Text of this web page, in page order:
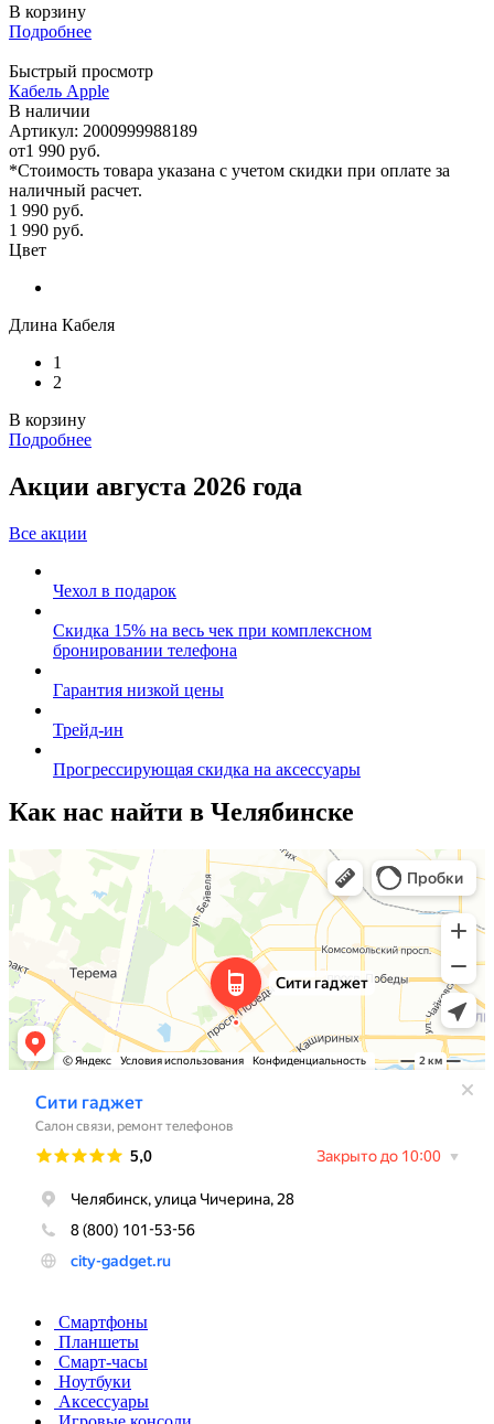
В корзину
Подробнее
Быстрый просмотр
Кабель Apple
В наличии
Артикул: 2000999988189
от1 990 руб.
*Стоимость товара указана с учетом скидки при оплате за
наличный расчет.
1 990 руб.
1 990 руб.
Цвет
Длина Кабеля
1
2
В корзину
Подробнее
Акции августа 2026 года
Все акции
Чехол в подарок
Скидка 15% на весь чек при комплексном
бронировании телефона
Гарантия низкой цены
Трейд-ин
Прогрессирующая скидка на аксессуары
Как нас найти в Челябинске
Смартфоны
Планшеты
Смарт-часы
Ноутбуки
Аксессуары